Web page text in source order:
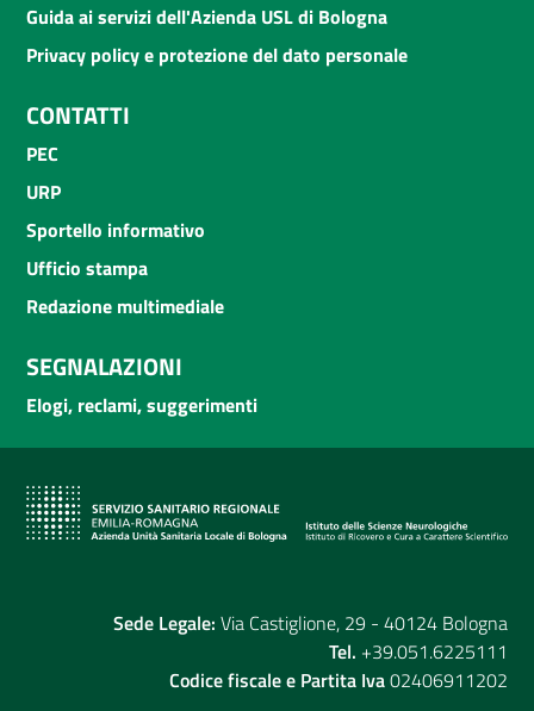
Guida ai servizi dell'Azienda USL di Bologna
Privacy policy e protezione del dato personale
CONTATTI
PEC
URP
Sportello informativo
Ufficio stampa
Redazione multimediale
SEGNALAZIONI
Elogi, reclami, suggerimenti
Sede Legale: Via Castiglione, 29 - 40124 Bologna
Tel. +39.051.6225111
Codice fiscale e Partita Iva02406911202